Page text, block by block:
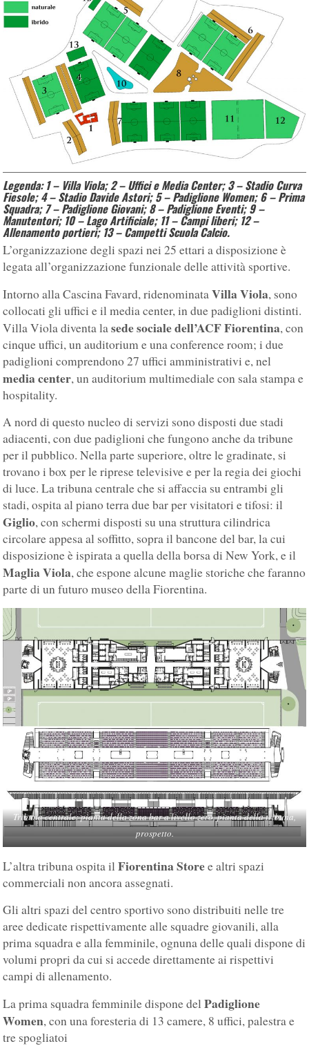
Legenda: 1 – Villa Viola; 2 – Uffici e Media Center; 3 – Stadio Curva
Fiesole; 4 – Stadio Davide Astori; 5 – Padiglione Women; 6 – Prima
Squadra; 7 – Padiglione Giovani; 8 – Padiglione Eventi; 9 –
Manutentori; 10 – Lago Artificiale; 11 – Campi liberi; 12 –
Allenamento portieri; 13 – Campetti Scuola Calcio.
L’organizzazione degli spazi nei 25 ettari a disposizione è
legata all’organizzazione funzionale delle attività sportive.
Intorno alla Cascina Favard, ridenominataVilla Viola, sono
collocati gli uffici e il media center, in due padiglioni distinti.
Villa Viola diventa lasede sociale dell’ACF Fiorentina, con
cinque uffici, un auditorium e una conference room; i due
padiglioni comprendono 27 uffici amministrativi e, nel
media center, un auditorium multimediale con sala stampa e
hospitality.
A nord di questo nucleo di servizi sono disposti due stadi
adiacenti, con due padiglioni che fungono anche da tribune
per il pubblico. Nella parte superiore, oltre le gradinate, si
trovano i box per le riprese televisive e per la regia dei giochi
di luce. La tribuna centrale che si affaccia su entrambi gli
stadi, ospita al piano terra due bar per visitatori e tifosi: il
Giglio, con schermi disposti su una struttura cilindrica
circolare appesa al soffitto, sopra il bancone del bar, la cui
disposizione è ispirata a quella della borsa di New York, e il
Maglia Viola, che espone alcune maglie storiche che faranno
parte di un futuro museo della Fiorentina.
Tribuna centrale: pianta della zona bar a livello zero, pianta della tribuna,
prospetto.
L’altra tribuna ospita ilFiorentina Storee altri spazi
commerciali non ancora assegnati.
Gli altri spazi del centro sportivo sono distribuiti nelle tre
aree dedicate rispettivamente alle squadre giovanili, alla
prima squadra e alla femminile, ognuna delle quali dispone di
volumi propri da cui si accede direttamente ai rispettivi
campi di allenamento.
La prima squadra femminile dispone delPadiglione
Women, con una foresteria di 13 camere, 8 uffici, palestra e
tre spogliatoi